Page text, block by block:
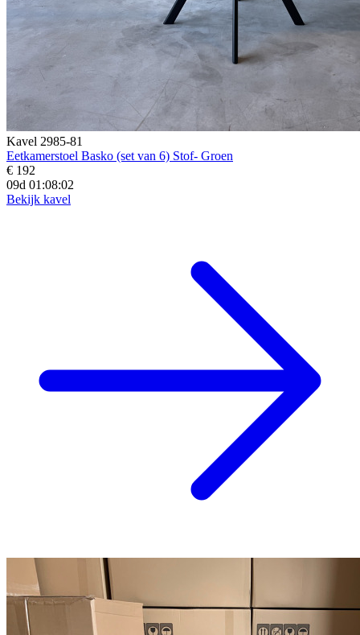
Kavel 2985-81
Eetkamerstoel Basko (set van 6) Stof- Groen
€ 192
09d 01:08:00
Bekijk kavel